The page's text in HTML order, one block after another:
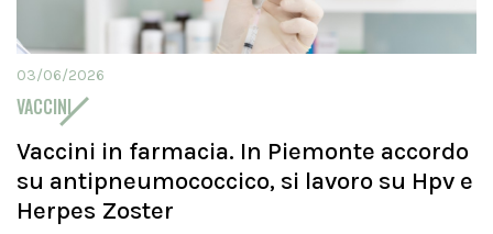
03/06/2026
VACCINI
Vaccini in farmacia. In Piemonte accordo
su antipneumococcico, si lavoro su Hpv e
Herpes Zoster